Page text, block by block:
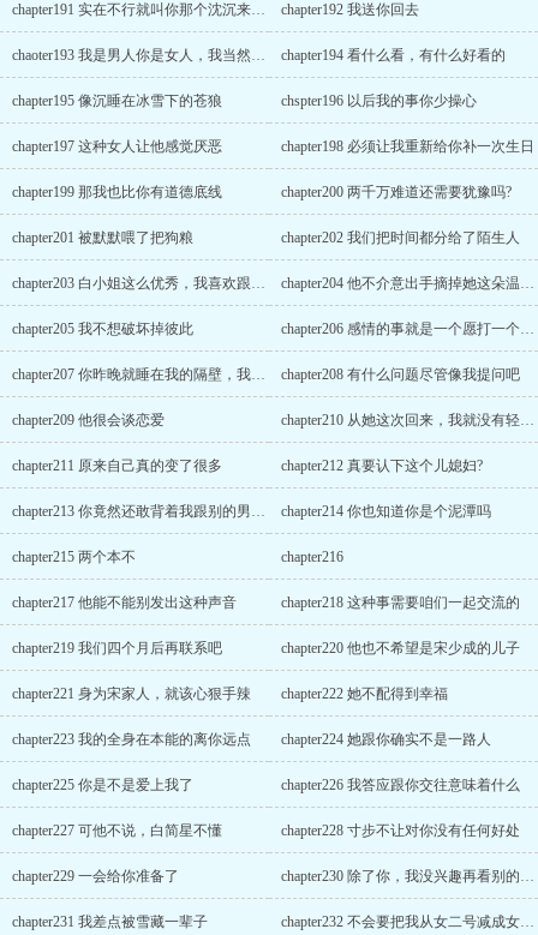
chapter191 实在不行就叫你那个沈沉来接你吧. chapter192 我送你回去
chaoter193 我是男人你是女人，我当然要保护你 chapter194 看什么看，有什么好看的
chapter195 像沉睡在冰雪下的苍狼 chspter196 以后我的事你少操心
chapter197 这种女人让他感觉厌恶 chapter198 必须让我重新给你补一次生日
chapter199 那我也比你有道德底线 chapter200 两千万难道还需要犹豫吗?
chapter201 被默默喂了把狗粮 chapter202 我们把时间都分给了陌生人
chapter203 白小姐这么优秀，我喜欢跟你这样的人交朋友 chapter204 他不介意出手摘掉她这朵温室里的小花
chapter205 我不想破坏掉彼此 chapter206 感情的事就是一个愿打一个愿挨
chapter207 你昨晚就睡在我的隔壁，我怎么可能睡好 chapter208 有什么问题尽管像我提问吧
chapter209 他很会谈恋爱 chapter210 从她这次回来，我就没有轻视过她
chapter211 原来自己真的变了很多 chapter212 真要认下这个儿媳妇?
chapter213 你竟然还敢背着我跟别的男人有染 chapter214 你也知道你是个泥潭吗
chapter215 两个本不 chapter216
chapter217 他能不能别发出这种声音 chapter218 这种事需要咱们一起交流的
chapter219 我们四个月后再联系吧 chapter220 他也不希望是宋少成的儿子
chapter221 身为宋家人，就该心狠手辣 chapter222 她不配得到幸福
chapter223 我的全身在本能的离你远点 chapter224 她跟你确实不是一路人
chapter225 你是不是爱上我了 chapter226 我答应跟你交往意味着什么
chapter227 可他不说，白简星不懂 chapter228 寸步不让对你没有任何好处
chapter229 一会给你准备了 chapter230 除了你，我没兴趣再看别的女人一眼
chapter231 我差点被雪藏一辈子 chapter232 不会要把我从女二号减成女n号吧